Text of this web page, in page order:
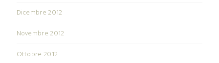
Dicembre 2012
Novembre 2012
Ottobre 2012